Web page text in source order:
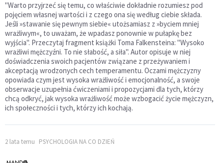
"Warto przyjrzeć się temu, co właściwie dokładnie rozumiesz pod
pojęciem własnej wartości i z czego ona się według ciebie składa.
Jeśli »stawanie się pewnym siebie« utożsamiasz z »byciem mniej
wrażliwym«, to uważam, że wpadasz ponownie w pułapkę bez
wyjścia". Przeczytaj fragment książki Toma Falkensteina: "Wysoko
wrażliwi mężczyźni. To nie słabość, a siła". Autor opisuje w niej
doświadczenia swoich pacjentów związane z przeżywaniem i
akceptacją wrodzonych cech temperamentu. Oczami mężczyzny
opowiada czym jest wysoka wrażliwość i emocjonalność, a swoje
obserwacje uzupełnia ćwiczeniami i propozycjami dla tych, którzy
chcą odkryć, jak wysoka wrażliwość może wzbogacić życie mężczyzn,
ich społeczności i tych, którzy ich kochają.
2 lata temu PSYCHOLOGIA NA CO DZIEŃ